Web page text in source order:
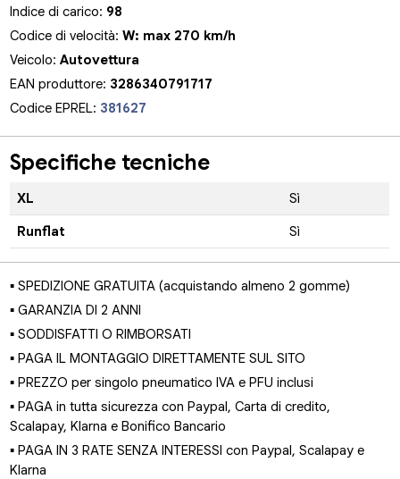
Indice di carico: 98
Codice di velocità:W: max 270 km/h
Veicolo:Autovettura
EAN produttore: 3286340791717
Codice EPREL: 381627
Specifiche tecniche
XL Sì
Runflat Sì
▪ SPEDIZIONE GRATUITA (acquistando almeno 2 gomme)
▪ GARANZIA DI 2 ANNI
▪ SODDISFATTI O RIMBORSATI
▪ PAGA IL MONTAGGIO DIRETTAMENTE SUL SITO
▪ PREZZO per singolo pneumatico IVA e PFU inclusi
▪ PAGA in tutta sicurezza con Paypal, Carta di credito,
Scalapay, Klarna e Bonifico Bancario
▪ PAGA IN 3 RATE SENZA INTERESSI con Paypal, Scalapay e
Klarna